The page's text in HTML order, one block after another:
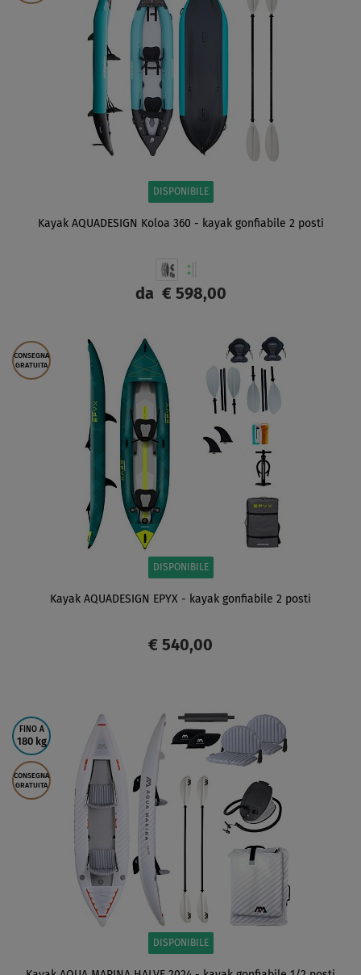
DISPONIBILE
Kayak AQUADESIGN Koloa 360 - kayak gonfiabile 2 posti
da € 598,00
CONSEGNA
GRATUITA
DISPONIBILE
Kayak AQUADESIGN EPYX - kayak gonfiabile 2 posti
€ 540,00
FINO A
180 kg
CONSEGNA
GRATUITA
DISPONIBILE